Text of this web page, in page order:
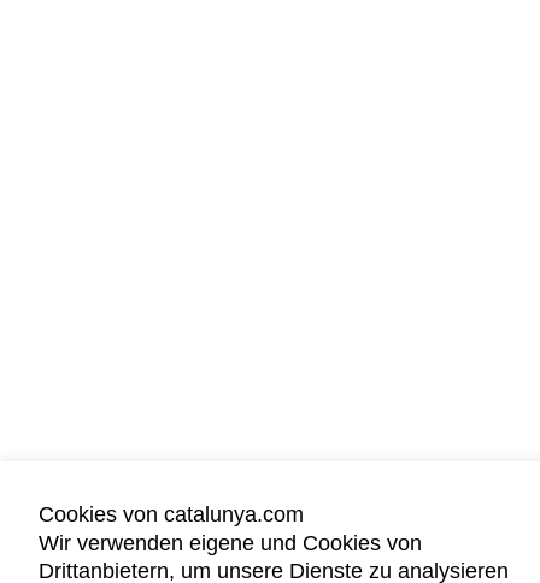
Cookies von catalunya.com
Wir verwenden eigene und Cookies von
Drittanbietern, um unsere Dienste zu analysieren